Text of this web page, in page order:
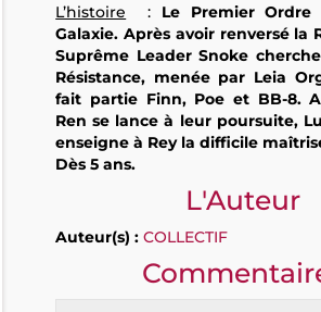
L’histoire : Le Premier
Galaxie. Après avoir renversé la
Suprême Leader Snoke
Résistance, menée par Leia
fait partie Finn, Poe et BB-8.
Ren se lance à leur poursuite,
enseigne à Rey la difficile
Dès 5 ans.
L'Auteur
Auteur(s) : COLLECTIF